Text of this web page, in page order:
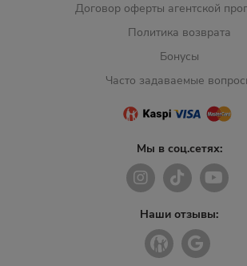
Договор оферты агентской
Политика возврата
Бонусы
Часто задаваемые
Мы в соц.сетях:
Наши отзывы: